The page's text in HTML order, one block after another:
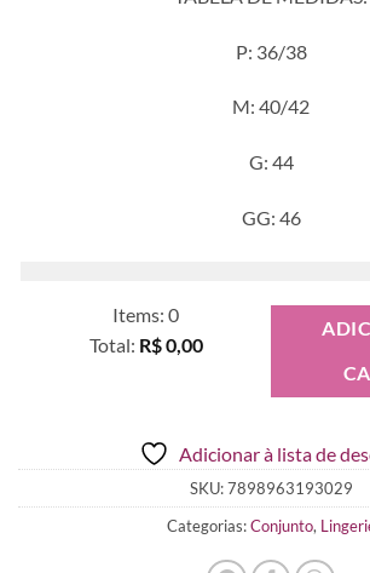
P: 36/38
M: 40/42
G: 44
GG: 46
Items: 0
Total: R$ 0,00
R$ 0,00
Adicionar à lista de
SKU:7898963193029
Categorias:Conjunto,